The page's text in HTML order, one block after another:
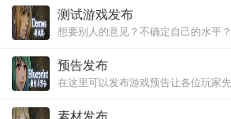
测试游戏发布
预告发布
在这里可以发布游戏预告让各位玩家
素材发布